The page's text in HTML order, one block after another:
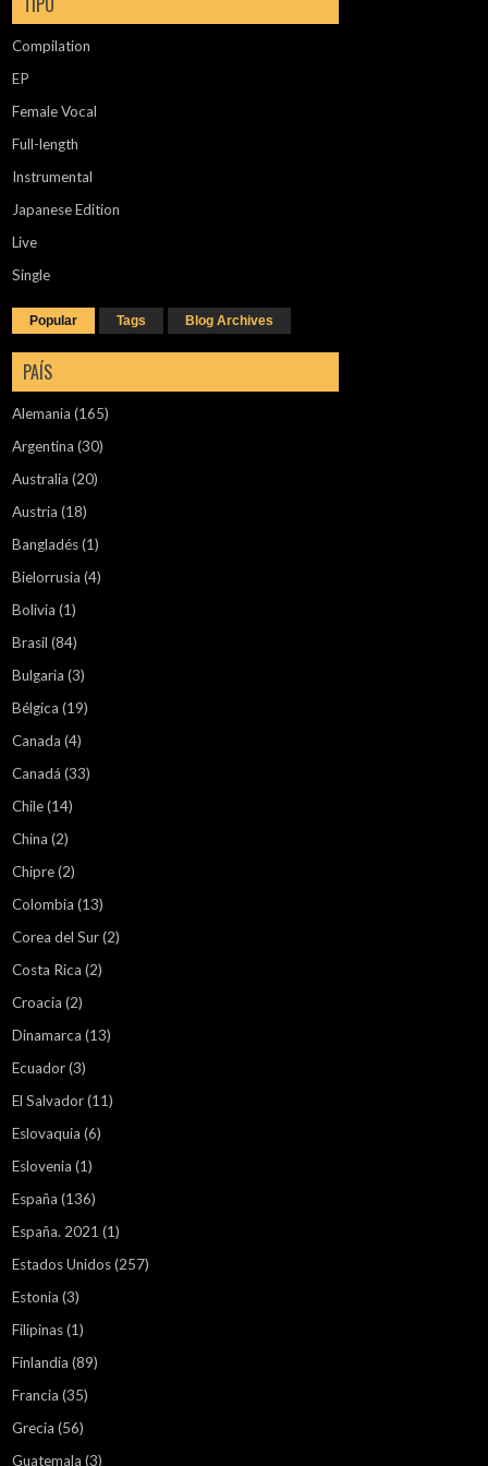
Compilation
EP
Female Vocal
Full-length
Instrumental
Japanese Edition
Live
Single
Popular Tags Blog Archives
PAÍS
Alemania (165)
Argentina (30)
Australia (20)
Austria (18)
Bangladés(1)
Bielorrusia (4)
Bolivia (1)
Brasil (84)
Bulgaria (3)
Bélgica (19)
Canada (4)
Canadá (33)
Chile(14)
China (2)
Chipre(2)
Colombia (13)
Corea del Sur(2)
Costa Rica (2)
Croacia (2)
Dinamarca (13)
Ecuador(3)
El Salvador(11)
Eslovaquia (6)
Eslovenia (1)
España (136)
España. 2021 (1)
Estados Unidos(257)
Estonia (3)
Filipinas(1)
Finlandia (89)
Francia (35)
Grecia (56)
Guatemala (3)